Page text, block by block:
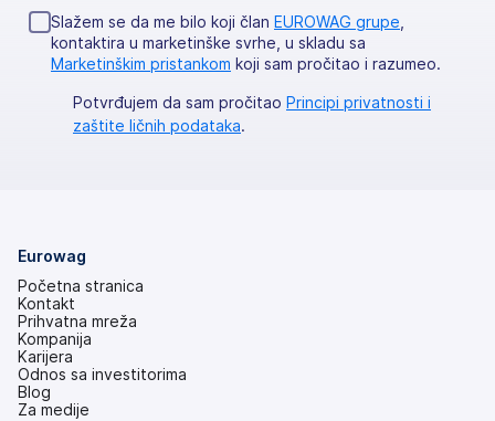
Slažem se da me bilo koji član EUROWAG grupe
kontaktira u marketinške svrhe, u skladu sa
Marketinškim pristankom koji sam pročitao i razumeo.
Potvrđujem da sam pročitao Principi privatnosti i
zaštite ličnih podataka.
Eurowag
Početna stranica
Kontakt
Prihvatna mreža
Kompanija
Karijera
Odnos sa investitorima
(otvara
se
Blog
Za medije